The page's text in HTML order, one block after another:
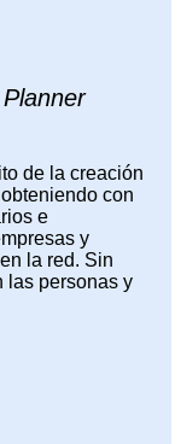
de la creación
con
e
y
la red. Sin
las personas y